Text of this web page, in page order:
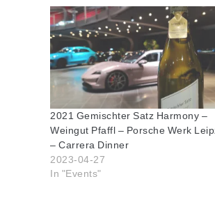
2021 Gemischter Satz Harmony –
Weingut Pfaffl – Porsche Werk
– Carrera Dinner
2023-04-27
In "Events"